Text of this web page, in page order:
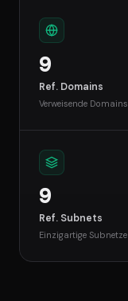
9
Ref. Domains
Verweisende Domains
9
Ref. Subnets
Einzigartige Subnetze